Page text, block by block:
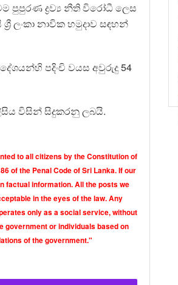
පුපුරණ ද්‍රව්‍ය නීති විරෝධී ලෙස
ලංකා නාවික හමුදාව සඳහන්
පදිංචි වයස අවුරුදු 54
විසින් සිදුකරනු ලබයි.
to all citizens by the Constitution of
of the Penal Code of Sri Lanka. If our
factual information. All the posts we
in the eyes of the law. Any
only as a social service, without
government or individuals based on
of the government."